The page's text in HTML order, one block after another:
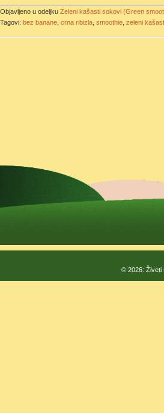
Objavljeno u odeljku Zeleni kašasti sokovi (Green
Tagovi: bez banane crna ribizla smoothie zeleni
© 2026: Živeti